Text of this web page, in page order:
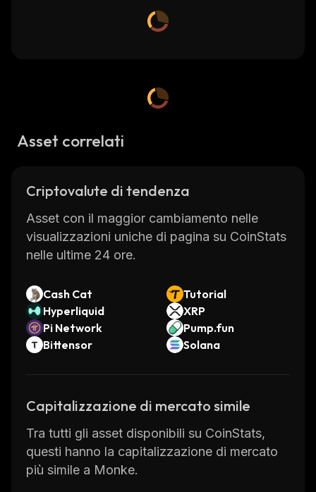
Asset correlati
Criptovalute di tendenza
Asset con il maggior cambiamento nelle
visualizzazioni uniche di pagina su CoinStats
nelle ultime 24 ore.
Cash Cat
Tutorial
Hyperliquid
XRP
Pi Network
Pump.fun
Bittensor
Solana
Capitalizzazione di mercato simile
Tra tutti gli asset disponibili su CoinStats,
questi hanno la capitalizzazione di mercato
più simile a Monke.